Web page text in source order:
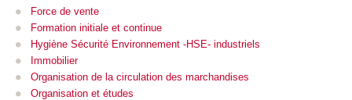
Force de vente
Formation initiale et continue
Hygiène Sécurité Environnement -HSE- industriels
Immobilier
Organisation de la circulation des marchandises
Organisation et études